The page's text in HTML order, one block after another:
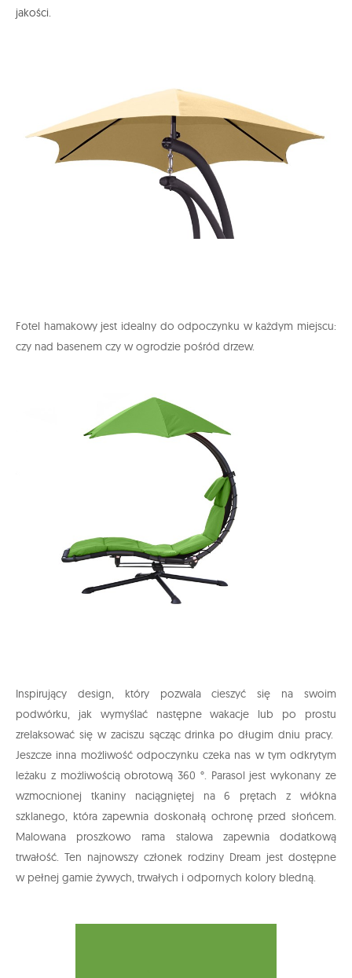
jakości.
Fotel hamakowy jest idealny do odpoczynku w każdym miejscu:
czy nad basenem czy w ogrodzie pośród drzew.
Inspirujący design, który pozwala cieszyć się na swoim
podwórku, jak wymyślać następne wakacje lub po prostu
zrelaksować się w zaciszu sącząc drinka po długim dniu pracy.
Jeszcze inna możliwość odpoczynku czeka nas w tym odkrytym
leżaku z możliwością obrotową 360 °. Parasol jest wykonany ze
wzmocnionej tkaniny naciągniętej na 6 prętach z włókna
szklanego, która zapewnia doskonałą ochronę przed słońcem.
Malowana proszkowo rama stalowa zapewnia dodatkową
trwałość. Ten najnowszy członek rodziny Dream jest dostępne
w pełnej gamie żywych, trwałych i odpornych kolory bledną.